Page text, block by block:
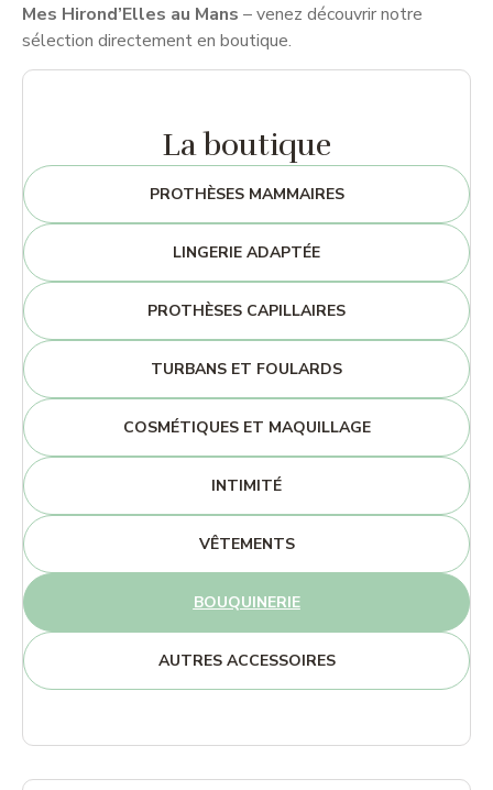
Mes Hirond’Elles au Mans – venez découvrir notre
sélection directement en boutique.
La boutique
PROTHÈSES MAMMAIRES
LINGERIE ADAPTÉE
PROTHÈSES CAPILLAIRES
TURBANS ET FOULARDS
COSMÉTIQUES ET MAQUILLAGE
INTIMITÉ
VÊTEMENTS
BOUQUINERIE
AUTRES ACCESSOIRES